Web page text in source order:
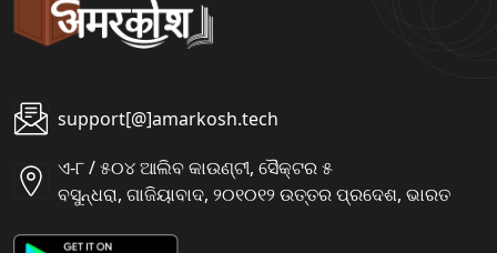
support[@]amarkosh.tech
ଏ-୮ / ୫୦୪ ଆଲିବ କାଉଣ୍ଟୀ, ସୈକ୍ଟର ୫
ବସୁନ୍ଧରା, ଗାଜିୟାବାଦ, ୨୦୧୦୧୨ ଉତ୍ତର ପ୍ରଦେଶ, ଭାରତ